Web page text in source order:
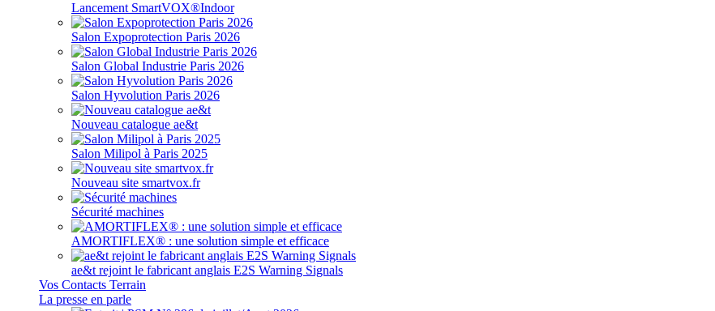
Lancement SmartVOX®Indoor
Salon Expoprotection Paris 2026
Salon Global Industrie Paris 2026
Salon Hyvolution Paris 2026
Nouveau catalogue ae&t
Salon Milipol à Paris 2025
Nouveau site smartvox.fr
Sécurité machines
AMORTIFLEX® : une solution simple et efficace
ae&t rejoint le fabricant anglais E2S Warning Signals
Vos Contacts Terrain
La presse en parle